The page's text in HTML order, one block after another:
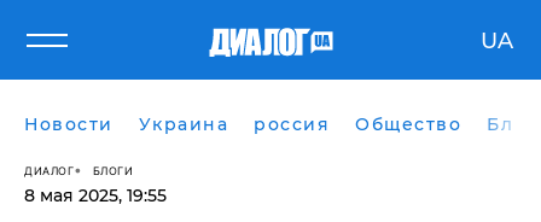
UA
Новости Украина россия Общество
ДИАЛОГ БЛОГИ
8 мая 2025, 19:55